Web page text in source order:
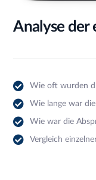
Analyse der
Wie oft wurden
Wie lange war
Wie war die
Vergleich